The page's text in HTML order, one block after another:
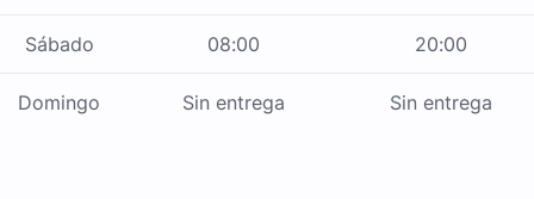
Sábado 08:00 20:00
Domingo Sin entrega Sin entrega